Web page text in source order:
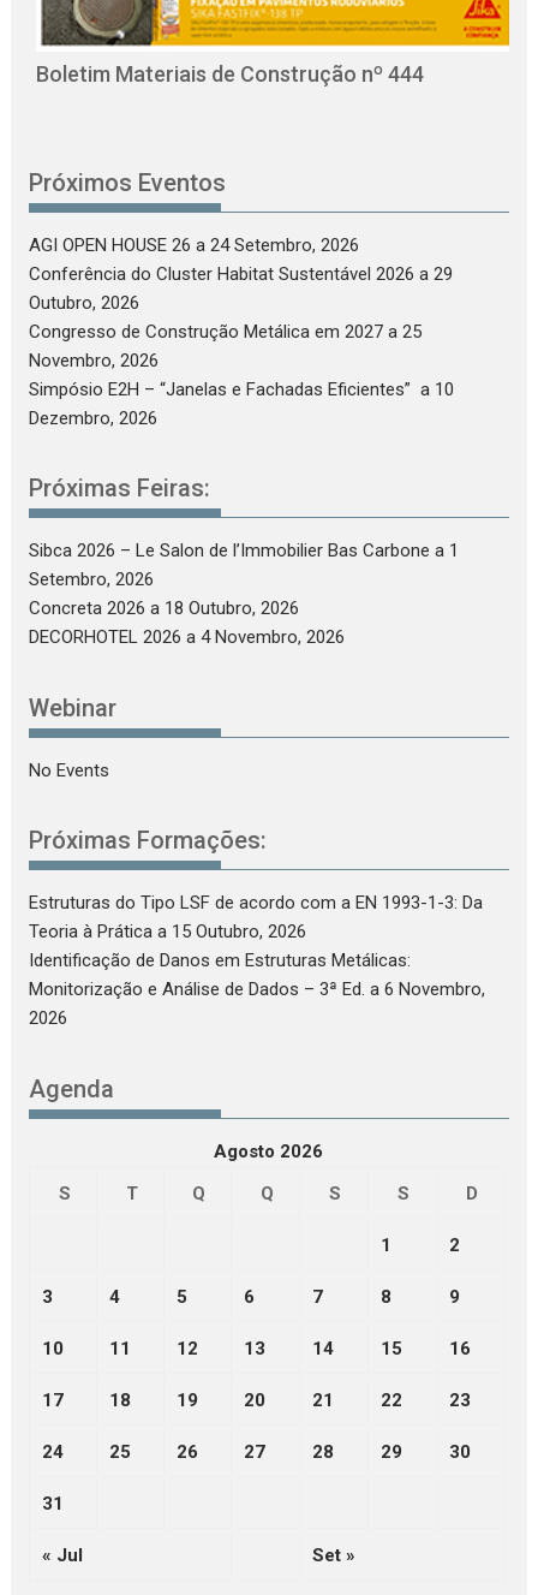
Boletim Materiais de Construção nº 444
Próximos Eventos
AGI OPEN HOUSE 26 a 24 Setembro, 2026
Conferência do Cluster Habitat Sustentável 2026 a 29
Outubro, 2026
Congresso de Construção Metálica em 2027 a 25
Novembro, 2026
Simpósio E2H – “Janelas e Fachadas Eficientes” a 10
Dezembro, 2026
Próximas Feiras:
Sibca 2026 – Le Salon de l’Immobilier Bas Carbone a 1
Setembro, 2026
Concreta 2026 a 18 Outubro, 2026
DECORHOTEL 2026 a 4 Novembro, 2026
Webinar
No Events
Próximas Formações:
Estruturas do Tipo LSF de acordo com a EN 1993-1-3: Da
Teoria à Prática a 15 Outubro, 2026
Identificação de Danos em Estruturas Metálicas:
Monitorização e Análise de Dados – 3ª Ed. a 6 Novembro,
2026
Agenda
Agosto 2026
S
T Q Q S S D
1 2
3 4 5 6 7 8 9
10 11 12 13 14 15 16
17 18 19 20 21 22 23
24 25 26 27 28 29 30
31
« Jul Set »